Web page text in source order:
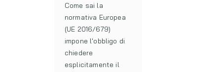
Come sai la
normativa Europea
(UE 2016/679)
impone l'obbligo di
chiedere
esplicitamente il